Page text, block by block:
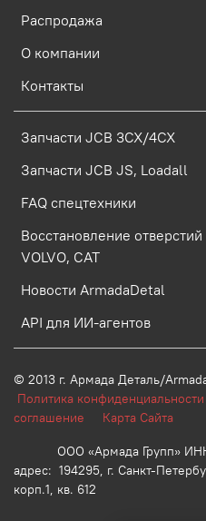
Распродажа
О компании
Контакты
Запчасти JCB 3CX/4CX
Запчасти JCB JS, Loadall
FAQ спецтехники
Восстановление
VOLVO, CAT
Новости ArmadaDetal
API для ИИ-агентов
© 2013 г. Армада Деталь/
Политика
соглашение Карта Сайта
ООО «Армада Групп» ИНН
адрес: 194295, г. Санкт-
корп.1, кв. 612